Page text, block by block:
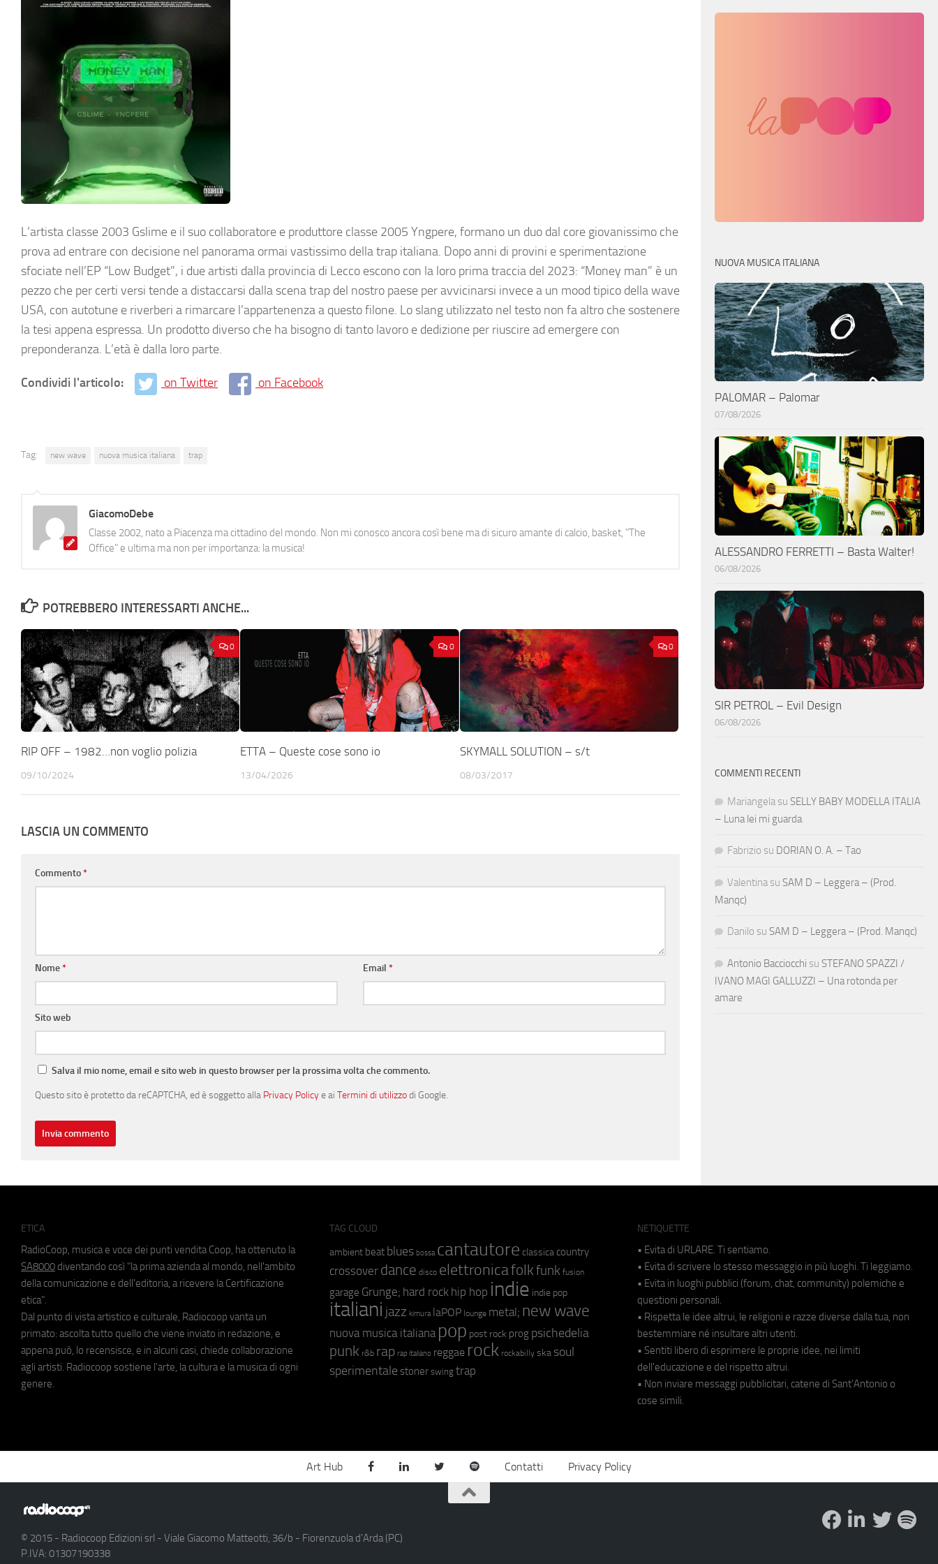
L’artista classe 2003 Gslime e il suo collaboratore e produttore classe 2005 Yngpere, formano un duo dal core giovanissimo che
prova ad entrare con decisione nel panorama ormai vastissimo della trap italiana. Dopo anni di provini e sperimentazione
sfociate nell’EP “Low Budget”, i due artisti dalla provincia di Lecco escono con la loro prima traccia del 2023: “Money man” è un
pezzo che per certi versi tende a distaccarsi dalla scena trap del nostro paese per avvicinarsi invece a un mood tipico della wave
USA, con autotune e riverberi a rimarcare l’appartenenza a questo filone. Lo slang utilizzato nel testo non fa altro che sostenere
la tesi appena espressa. Un prodotto diverso che ha bisogno di tanto lavoro e dedizione per riuscire ad emergere con
preponderanza. L’età è dalla loro parte.
Condividi l'articolo: on Twitter on Facebook
Tag: new wave nuova musica italiana trap
GiacomoDebe
Classe 2002, nato a Piacenza ma cittadino del mondo. Non mi conosco ancora così bene ma di sicuro amante di calcio, basket, "The
Office" e ultima ma non per importanza: la musica!
POTREBBERO INTERESSARTI ANCHE...
0
RIP OFF – 1982…non voglio polizia
09/10/2024
0
ETTA – Queste cose sono io
13/04/2026
0
SKYMALL SOLUTION – s/t
08/03/2017
LASCIA UN COMMENTO
Commento*
Nome* Email*
Sito web
Salva il mio nome, email e sito web in questo browser per la prossima volta che commento.
Questo sito è protetto da reCAPTCHA, ed è soggetto alla Privacy Policye ai Termini di utilizzodi Google.
NUOVA MUSICA ITALIANA
PALOMAR – Palomar
07/08/2026
ALESSANDRO FERRETTI – Basta Walter!
06/08/2026
SIR PETROL – Evil Design
06/08/2026
COMMENTI RECENTI
Mariangela su SELLY BABY MODELLA ITALIA
– Luna lei mi guarda
Fabrizio su DORIAN O. A. – Tao
Valentina su SAM D – Leggera – (Prod.
Manqc)
Danilo su SAM D – Leggera – (Prod. Manqc)
Antonio Bacciocchi su STEFANO SPAZZI /
IVANO MAGI GALLUZZI – Una rotonda per
amare
ETICA
RadioCoop, musica e voce dei punti vendita Coop, ha ottenuto la
SA8000 diventando così "la prima azienda al mondo, nell'ambito
della comunicazione e dell'editoria, a ricevere la Certificazione
etica".
Dal punto di vista artistico e culturale, Radiocoop vanta un
primato: ascolta tutto quello che viene inviato in redazione, e
appena può, lo recensisce, e in alcuni casi, chiede collaborazione
agli artisti. Radiocoop sostiene l'arte, la cultura e la musica di ogni
genere.
TAG CLOUD
ambient beat blues bossa cantautore classica country
crossover dance disco elettronicafolkfunk fusion
garage Grunge; hard rock hip hop indie indie pop
italiani jazz kimura laPOP lounge metal; new wave
nuova musica italiana pop post rock prog psichedelia
punk r&b rap rap italiano reggae rock rockabilly ska soul
sperimentale stoner swing trap
NETIQUETTE
• Evita di URLARE. Ti sentiamo.
• Evita di scrivere lo stesso messaggio in più luoghi. Ti leggiamo.
• Evita in luoghi pubblici (forum, chat, community) polemiche e
questioni personali.
• Rispetta le idee altrui, le religioni e razze diverse dalla tua, non
bestemmiare né insultare altri utenti.
• Sentiti libero di esprimere le proprie idee, nei limiti
dell'educazione e del rispetto altrui.
• Non inviare messaggi pubblicitari, catene di Sant'Antonio o
cose simili.
Art Hub Contatti Privacy Policy
© 2015 - Radiocoop Edizioni srl - Viale Giacomo Matteotti, 36/b - Fiorenzuola d'Arda (PC)
P.IVA: 01307190338